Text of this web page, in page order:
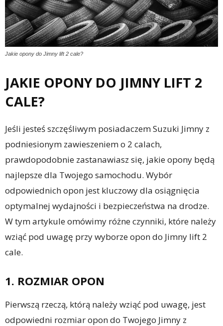
Jakie opony do Jimny lift 2 cale?
JAKIE OPONY DO JIMNY LIFT 2
CALE?
Jeśli jesteś szczęśliwym posiadaczem Suzuki Jimny z
podniesionym zawieszeniem o 2 calach,
prawdopodobnie zastanawiasz się, jakie opony będą
najlepsze dla Twojego samochodu. Wybór
odpowiednich opon jest kluczowy dla osiągnięcia
optymalnej wydajności i bezpieczeństwa na drodze.
W tym artykule omówimy różne czynniki, które należy
wziąć pod uwagę przy wyborze opon do Jimny lift 2
cale.
1. ROZMIAR OPON
Pierwszą rzeczą, którą należy wziąć pod uwagę, jest
odpowiedni rozmiar opon do Twojego Jimny z